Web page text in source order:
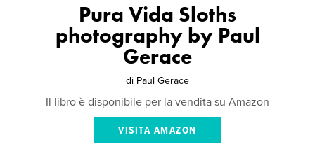
Pura Vida Sloths
photography by Paul
Gerace
di Paul Gerace
Il libro è disponibile per la vendita su Amazon
VISITA AMAZON